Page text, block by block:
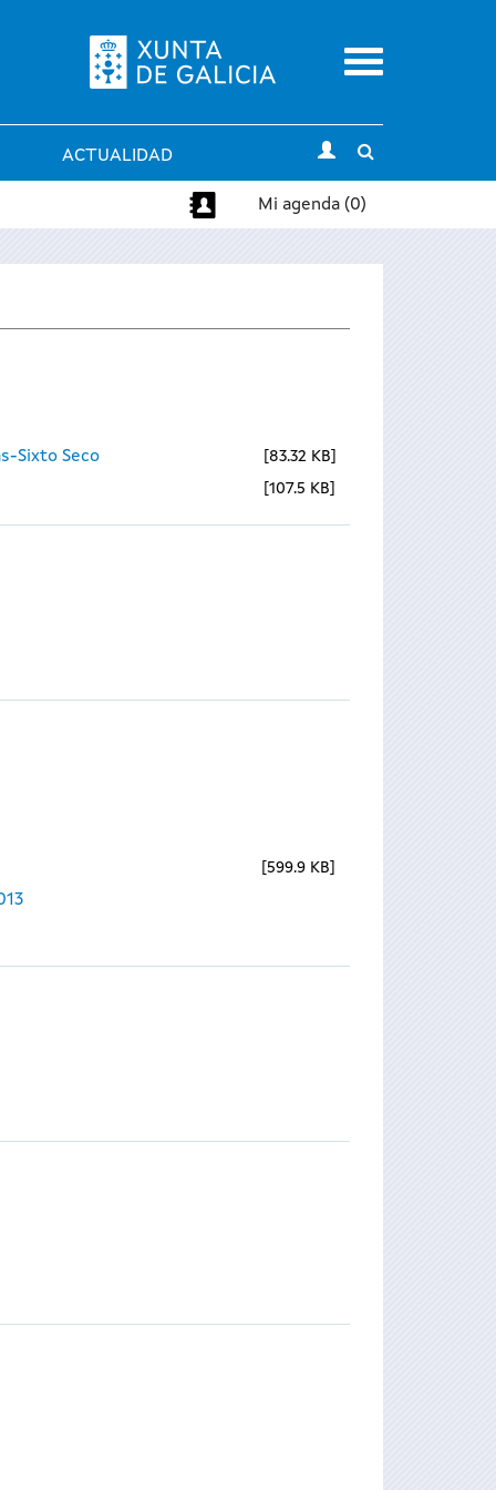
Menu
ACTUALIDAD
search
Mi agenda (0)
Sixto Seco 83.32 KB
107.5 KB
599.9 KB